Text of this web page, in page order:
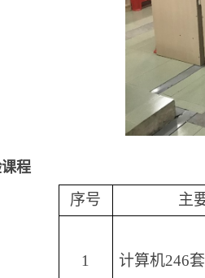
程
序号 主
1 计算机246套